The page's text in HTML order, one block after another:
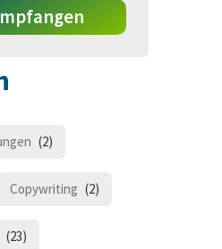
(2)
Copywriting (2)
(23)